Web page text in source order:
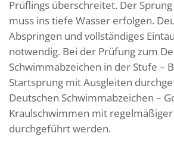
Prüflings überschreitet. Der
muss ins tiefe Wasser erfolgen.
Abspringen und vollständiges
notwendig. Bei der Prüfung zum
Schwimmabzeichen in der Stufe –
Startsprung mit Ausgleiten
Deutschen Schwimmabzeichen –
Kraulschwimmen mit
durchgeführt werden.